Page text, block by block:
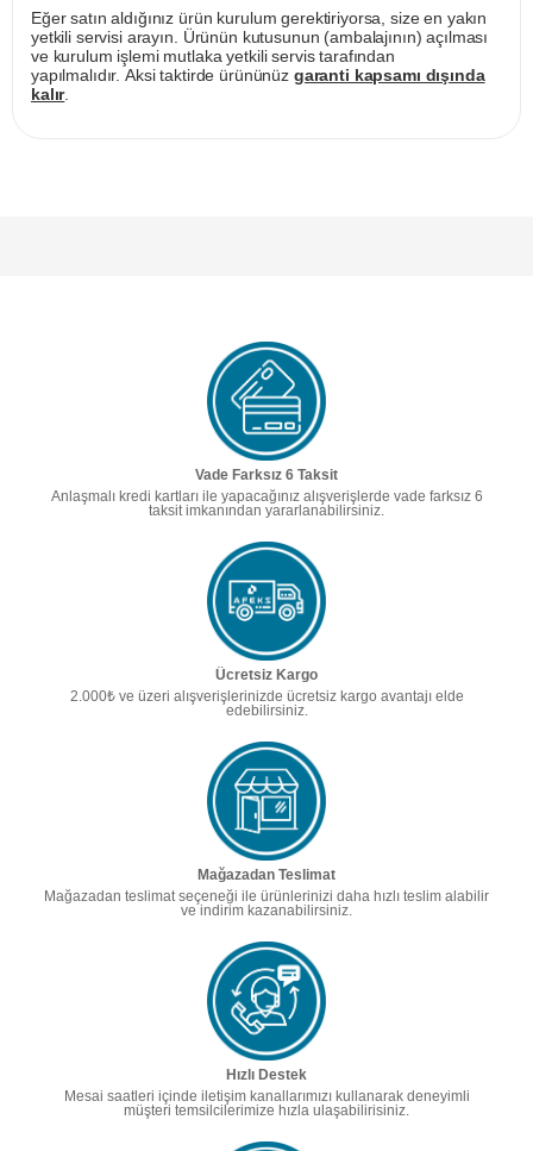
Eğer satın aldığınız ürün kurulum gerektiriyorsa, size en yakın
yetkili servisi arayın. Ürünün kutusunun (ambalajının) açılması
ve kurulum işlemi mutlaka yetkili servis tarafından
yapılmalıdır. Aksi taktirde ürününüz garanti kapsamı dışında
kalır.
Vade Farksız 6 Taksit
Anlaşmalı kredi kartları ile yapacağınız alışverişlerde vade farksız 6
taksit imkanından yararlanabilirsiniz.
Ücretsiz Kargo
2.000₺ ve üzeri alışverişlerinizde ücretsiz kargo avantajı elde
edebilirsiniz.
Mağazadan Teslimat
Mağazadan teslimat seçeneği ile ürünlerinizi daha hızlı teslim alabilir
ve indirim kazanabilirsiniz.
Hızlı Destek
Mesai saatleri içinde iletişim kanallarımızı kullanarak deneyimli
müşteri temsilcilerimize hızla ulaşabilirisiniz.